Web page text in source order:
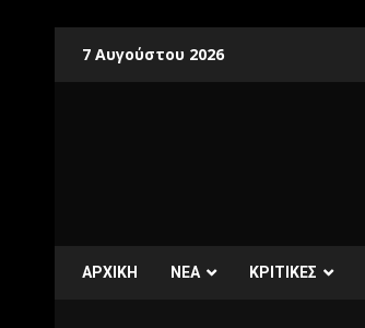
7 Αυγούστου 2026
ΑΡΧΙΚΗ ΝΕΑ ΚΡΙΤΙΚΕΣ